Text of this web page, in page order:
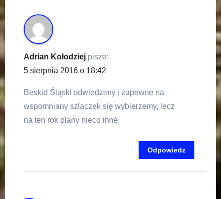
Adrian Kołodziej pisze:
5 sierpnia 2016 o 18:42
Beskid Śląski odwiedzimy i zapewne na
wspomniany szlaczek się wybierzemy, lecz
na ten rok plany nieco inne.
Odpowiedz